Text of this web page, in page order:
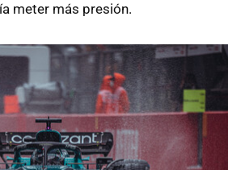
meter más presión.